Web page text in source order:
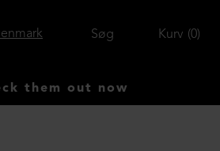
Kurv 0
Søg
out now